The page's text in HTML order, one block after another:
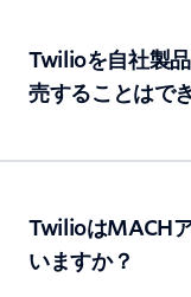
Twilioを自社製
売することはで
TwilioはMACH
いますか？